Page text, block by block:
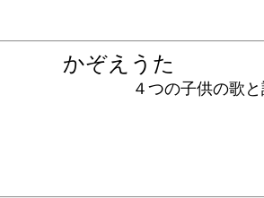
かぞえうた
４つの子供の歌と